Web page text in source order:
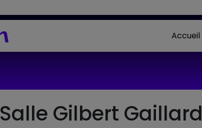
Accueil
Salle Gilbert Gaillard